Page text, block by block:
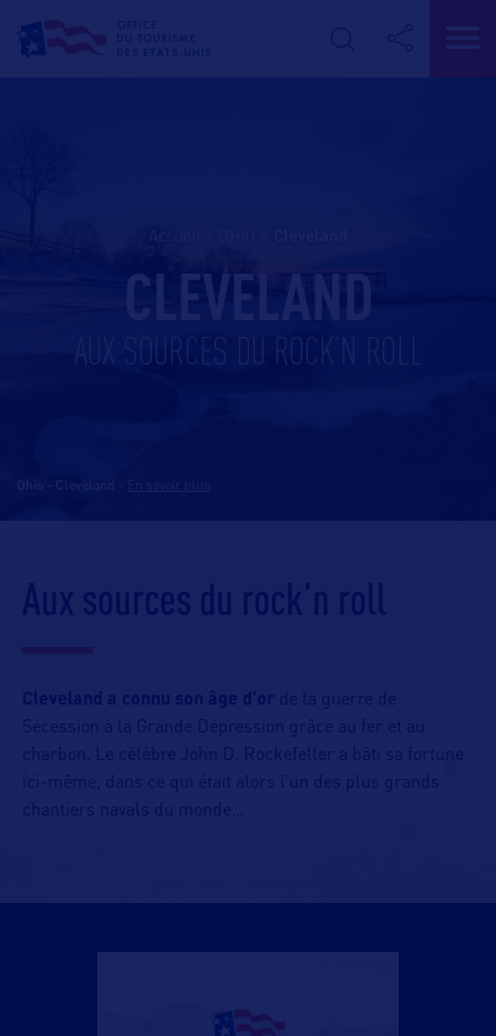
CLEVELAND
AUX SOURCES DU ROCK’N ROLL
Aux sources du rock’n roll
de la guerre de
Sécession à la Grande Dépression grâce au fer et au
charbon. Le célèbre John D. Rockefeller a bâti sa fortune
ici-même, dans ce qui était alors l’un des plus grands
chantiers navals du monde…